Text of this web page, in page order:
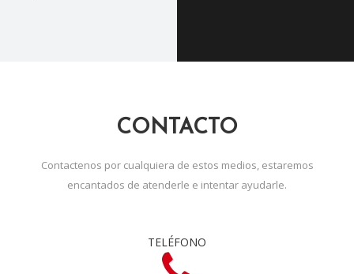
CONTACTO
Contactenos por cualquiera de estos medios, estaremos
encantados de atenderle e intentar ayudarle.
TELÉFONO